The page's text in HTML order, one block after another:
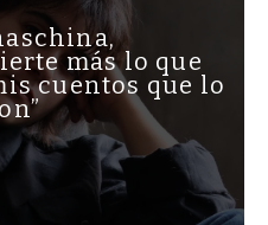
más lo que
cuentos que lo